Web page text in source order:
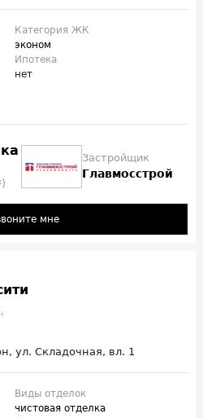
Категория ЖК
эконом
Ипотека
нет
Застройщик
Главмосстрой
мне
ул. Складочная, вл. 1
Виды отделок
чистовая отделка